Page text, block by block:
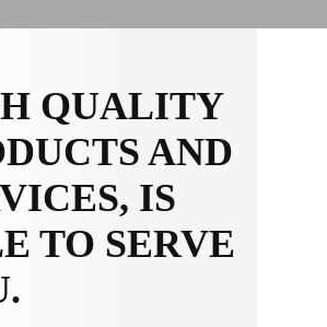
QUALITY
AND
IS
TO SERVE